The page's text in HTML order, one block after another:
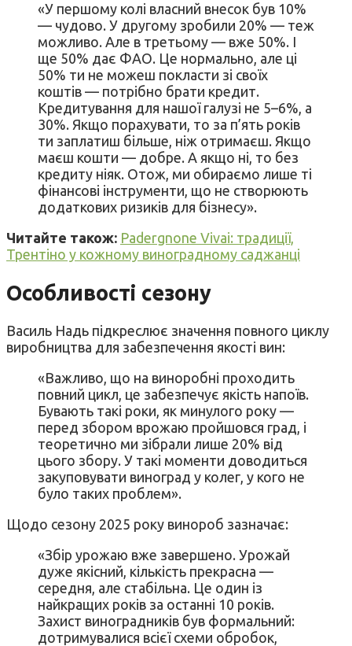
«У першому колі власний внесок був 10%
— чудово. У другому зробили 20% — теж
можливо. Але в третьому — вже 50%. І
ще 50% дає ФАО. Це нормально, але ці
50% ти не можеш покласти зі своїх
коштів — потрібно брати кредит.
Кредитування для нашої галузі не 5–6%, а
30%. Якщо порахувати, то за п’ять років
ти заплатиш більше, ніж отримаєш. Якщо
маєш кошти — добре. А якщо ні, то без
кредиту ніяк. Отож, ми обираємо лише ті
фінансові інструменти, що не створюють
додаткових ризиків для бізнесу».
Читайте також: Padergnone Vivai: традиції,
Трентіно у кожному виноградному саджанці
Особливості сезону
Василь Надь підкреслює значення повного циклу
виробництва для забезпечення якості вин:
«Важливо, що на виноробні проходить
повний цикл, це забезпечує якість напоїв.
Бувають такі роки, як минулого року —
перед збором врожаю пройшовся град, і
теоретично ми зібрали лише 20% від
цього збору. У такі моменти доводиться
закуповувати виноград у колег, у кого не
було таких проблем».
Щодо сезону 2025 року винороб зазначає:
«Збір урожаю вже завершено. Урожай
дуже якісний, кількість прекрасна —
середня, але стабільна. Це один із
найкращих років за останні 10 років.
Захист виноградників був формальний:
дотримувалися всієї схеми обробок,